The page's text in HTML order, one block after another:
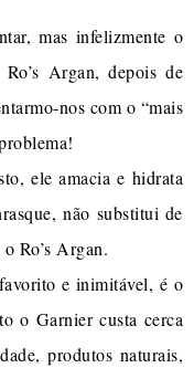
mas infelizmente o
Argan, depois de
nos com o “mais
ele amacia e hidrata
não substitui de
Ro’s Argan.
e inimitável, é o
o Garnier custa cerca
produtos naturais,